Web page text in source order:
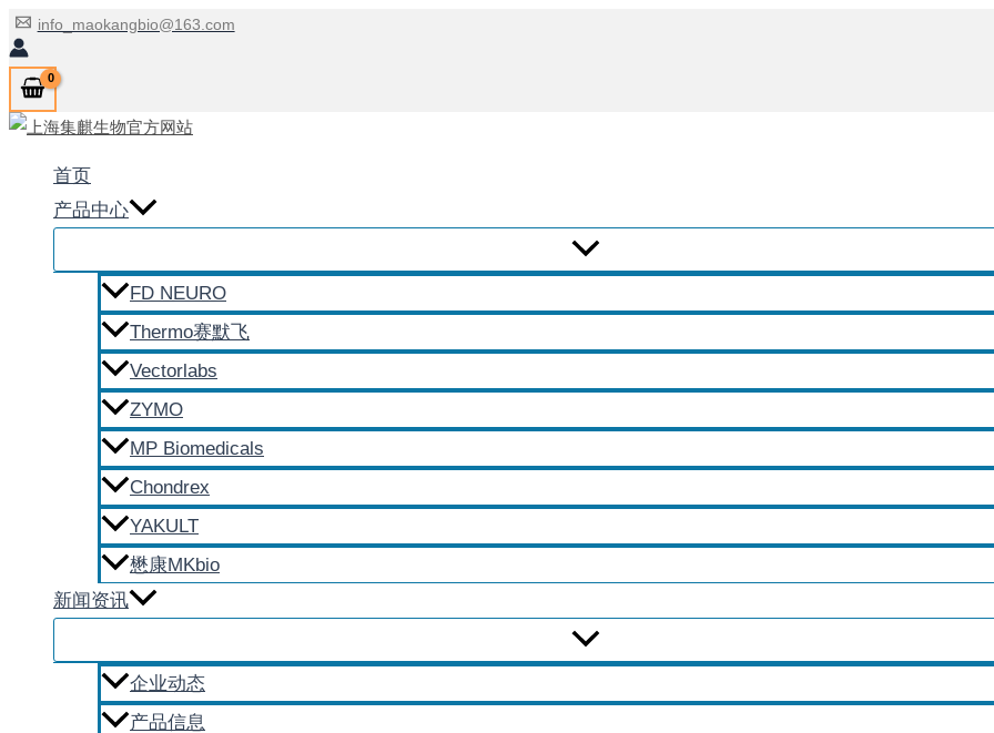
跳
至
内
容
info_maokangbio@163.com
首页
产品中心
FD NEURO
Thermo赛默飞
Vectorlabs
ZYMO
MP Biomedicals
Chondrex
YAKULT
懋康MKbio
新闻资讯
企业动态
产品信息